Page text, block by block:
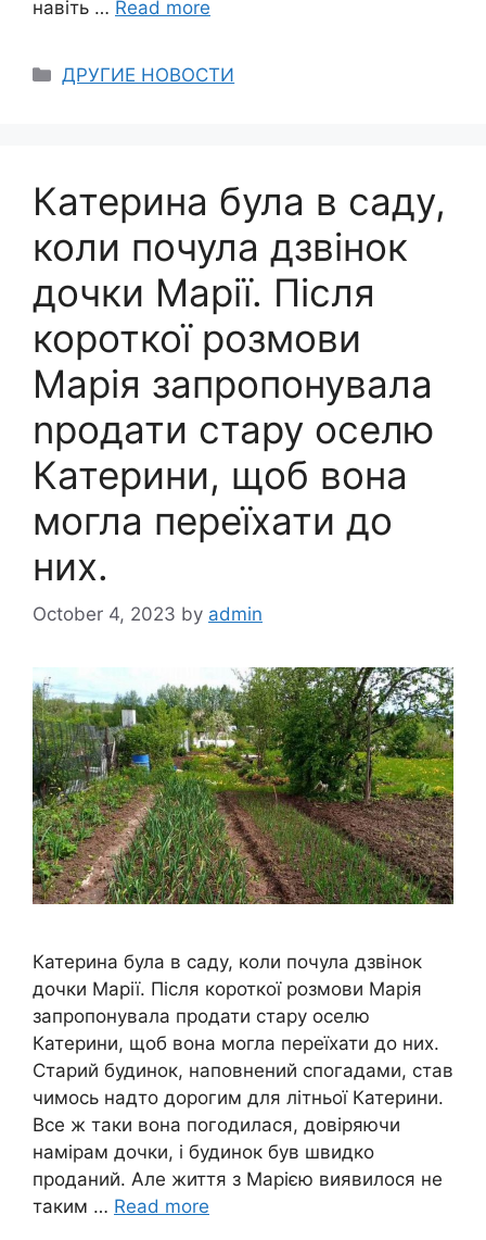
навіть … Read more
Categories
ДРУГИЕ НОВОСТИ
Катерина була в саду,
коли почула дзвінок
дочки Марії. Після
короткої розмови
Марія запропонувала
nродати стару оселю
Катерини, щоб вона
могла переїхати до
них.
October 4, 2023 by admin
Катерина була в саду, коли почула дзвінок
дочки Марії. Після короткої розмови Марія
запропонувала продати стару оселю
Катерини, щоб вона могла переїхати до них.
Старий будинок, наповнений спогадами, став
чимось надто дорогим для літньої Катерини.
Все ж таки вона погодилася, довіряючи
намірам дочки, і будинок був швидко
проданий. Але життя з Марією виявилося не
таким … Read more